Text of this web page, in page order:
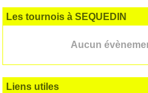
Les tournois à SEQUEDIN
Aucun
Liens utiles